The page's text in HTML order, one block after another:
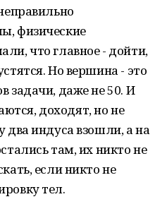
физические
что главное - дойти,
Но вершина - это
задачи, даже не 50. И
доходят, но не
два индуса взошли, а на
там, их никто не
если никто не
тел.